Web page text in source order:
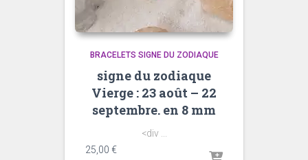
BRACELETS SIGNE DU ZODIAQUE
signe du zodiaque
Vierge : 23 août – 22
septembre. en 8 mm
<div ...
25,00 €